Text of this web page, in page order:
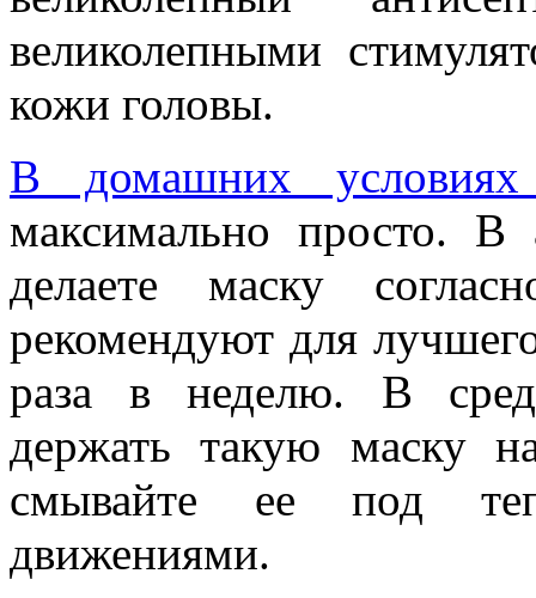
великолепными
кожи головы.
В домашних
максимально просто. В
делаете маску
рекомендуют для
раза в неделю. В
держать такую маску
смывайте ее под
движениями.